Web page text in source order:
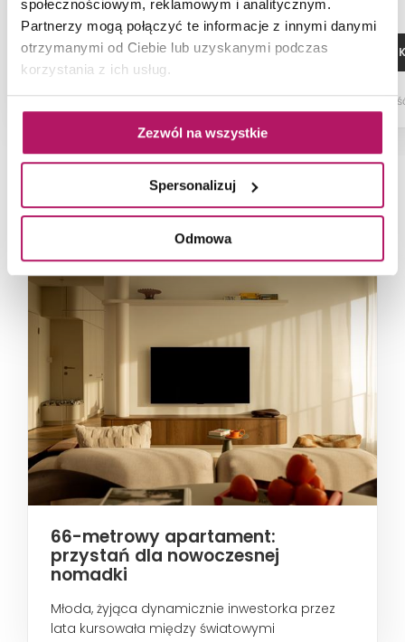
społecznościowym, reklamowym i analitycznym.
Partnerzy mogą połączyć te informacje z innymi danymi
otrzymanymi od Ciebie lub uzyskanymi podczas
korzystania z ich usług.
Zezwól na wszystkie
Spersonalizuj
Odmowa
DODAJ DO KOSZYKA
Dostępność:1 szt.
DODAJ DO
NAJNOWSZE ARTYKUŁY
66-metrowy apartament:
przystań dla nowoczesnej
nomadki
Młoda, żyjąca dynamicznie inwestorka przez
lata kursowała między światowymi